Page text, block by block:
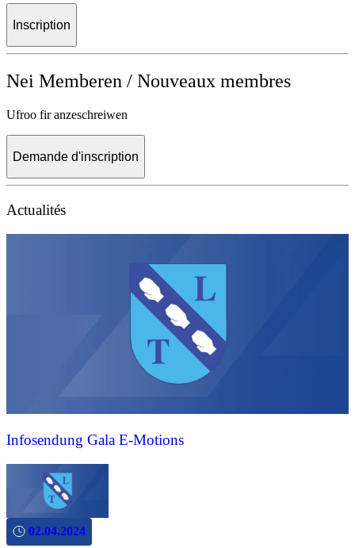
Inscription
Nei Memberen / Nouveaux membres
Ufroo fir anzeschreiwen
Demande d'inscription
Actualités
Infosendung Gala E-Motions
02.04.2024